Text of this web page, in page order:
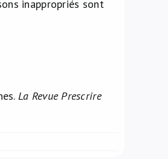
inappropriés sont
La Revue Prescrire